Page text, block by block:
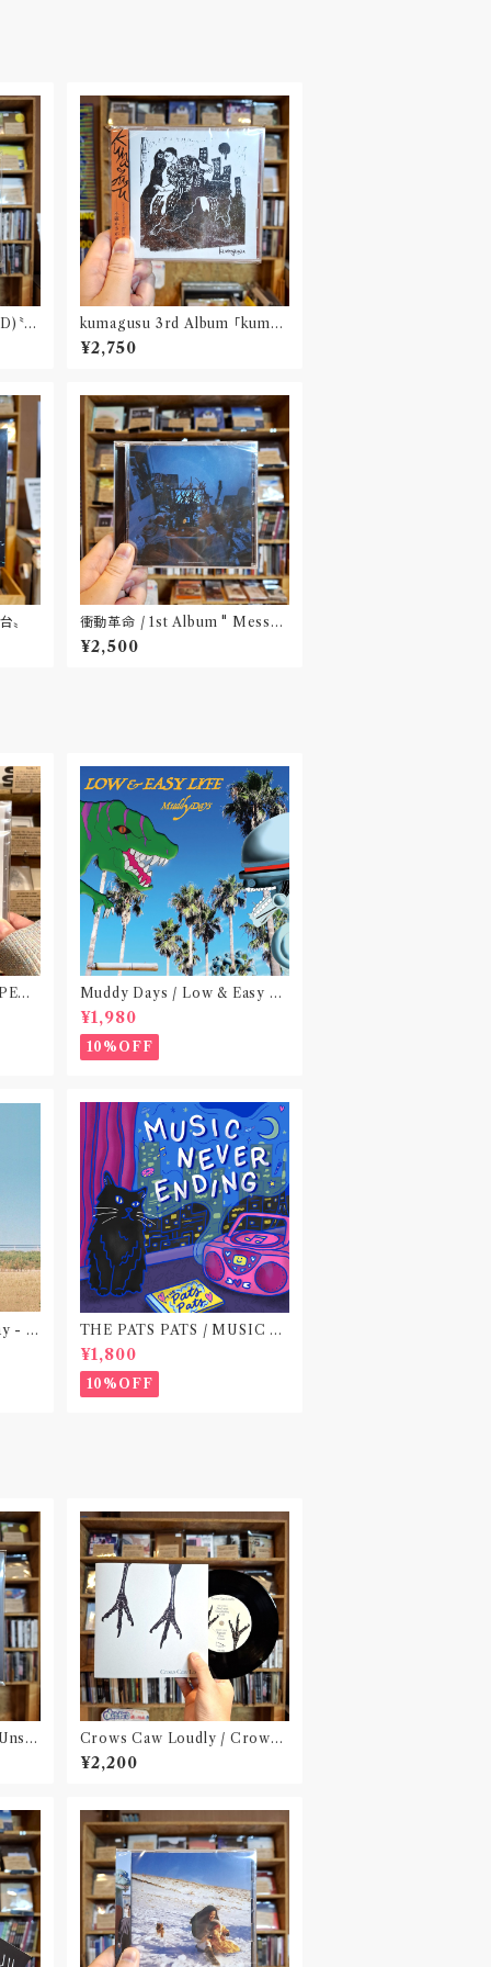
〝京
kumagusu 3rd Album 「kumag
usu」(CD※ダウンロードコード付
属)
¥2,750
〟
衝動革命 / 1st Album " Messy
Room "(CD)〝大阪〟
¥2,500
no
浜&
Muddy Days / Low & Easy Li
fe〝東京〟
¥1,980
10%OFF
- E
THE PATS PATS / MUSIC N
EVER ENDING(CD作品)
¥1,800
10%OFF
Crows Caw Loudly / Crows
Caw Loudly(2枚組 7 inch)
¥2,200